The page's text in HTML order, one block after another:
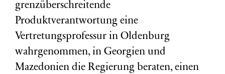
grenzüberschreitende
Produktverantwortung eine
Vertretungsprofessur in Oldenburg
wahrgenommen, in Georgien und
Mazedonien die Regierung beraten, einen